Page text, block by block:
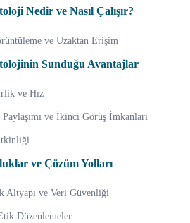
Nedir ve Nasıl Çalışır?
ve Uzaktan Erişim
Sunduğu Avantajlar
ve Hız
Paylaşımı ve İkinci Görüş İmkanları
ve Çözüm Yolları
Altyapı ve Veri Güvenliği
Düzenlemeler